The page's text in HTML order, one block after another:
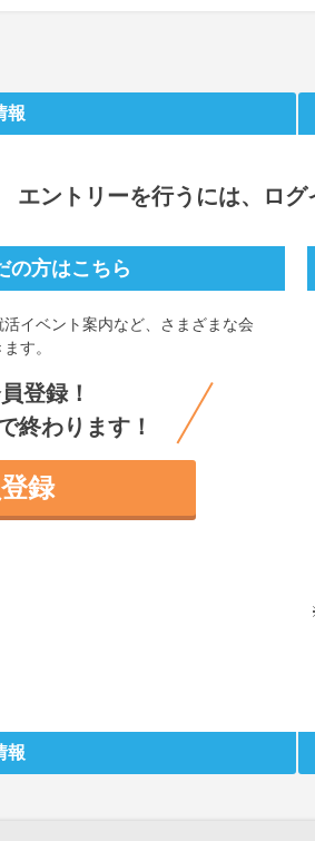
報
エントリーを行うには、ログ
の方はこちら
イベント案内など、さまざまな会
す。
登録！
終わります！
録
報